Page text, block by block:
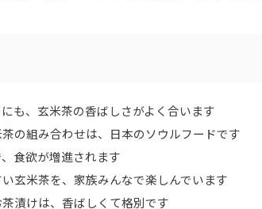
も、玄米茶の香ばしさがよく合います
の組み合わせは、日本のソウルフードです
食欲が増進されます
玄米茶を、家族みんなで楽しんでいます
漬けは、香ばしくて格別です